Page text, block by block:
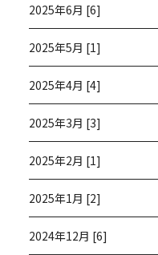
2025年6月 [6]
2025年5月 [1]
2025年4月 [4]
2025年3月 [3]
2025年2月 [1]
2025年1月 [2]
2024年12月 [6]